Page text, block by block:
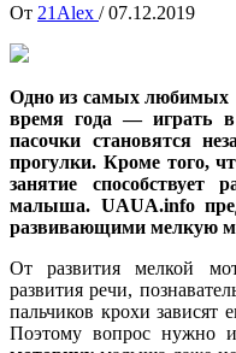
От 21Alex / 07.12.2019
Одно из самых любимых
время года — играть в
пасочки становятся
прогулки. Кроме того,
занятие
малыша. UAUA.info
развивающими мелкую
От развития мелкой
развития речи,
пальчиков крохи зависят
Поэтому вопрос нужно